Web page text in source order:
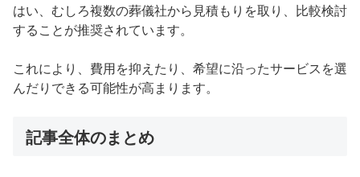
はい、むしろ複数の葬儀社から見積もりを取り、比較検討
することが推奨されています。
これにより、費用を抑えたり、希望に沿ったサービスを選
んだりできる可能性が高まります。
記事全体のまとめ